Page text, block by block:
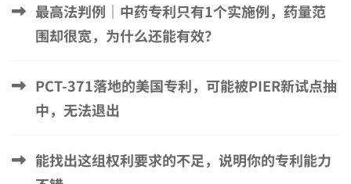
最高法判例｜中药专利只有1个实施例，药量范
围却很宽，为什么还能有效？
PCT-371落地的美国专利，可能被PIER新试点抽
中，无法退出
能找出这组权利要求的不足，说明你的专利能力